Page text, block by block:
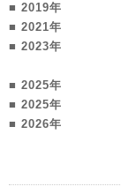
■ 2019年
■ 2021年
■ 2023年
■ 2025年
■ 2025年
■ 2026年